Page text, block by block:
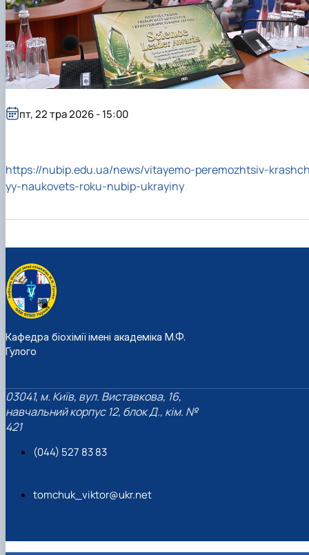
https://nubip.edu.ua/news/vitayemo-peremozhtsiv-
yy-naukovets-roku-nubip-ukrayiny
пт, 22 тра 2026 - 15:00
Кафедра біохімії імені академіка М.Ф.
Гулого
03041, м. Київ, вул. Виставкова, 16,
навчальний корпус 12, блок Д., кім. №
421
(044) 527 83 83
tomchuk_viktor@ukr.net